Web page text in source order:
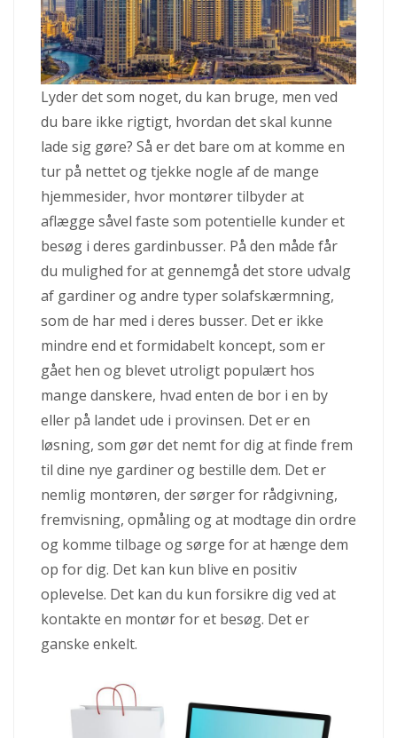
Lyder det som noget, du kan bruge, men ved
du bare ikke rigtigt, hvordan det skal kunne
lade sig gøre? Så er det bare om at komme en
tur på nettet og tjekke nogle af de mange
hjemmesider, hvor montører tilbyder at
aflægge såvel faste som potentielle kunder et
besøg i deres gardinbusser. På den måde får
du mulighed for at gennemgå det store udvalg
af gardiner og andre typer solafskærmning,
som de har med i deres busser. Det er ikke
mindre end et formidabelt koncept, som er
gået hen og blevet utroligt populært hos
mange danskere, hvad enten de bor i en by
eller på landet ude i provinsen. Det er en
løsning, som gør det nemt for dig at finde frem
til dine nye gardiner og bestille dem. Det er
nemlig montøren, der sørger for rådgivning,
fremvisning, opmåling og at modtage din ordre
og komme tilbage og sørge for at hænge dem
op for dig. Det kan kun blive en positiv
oplevelse. Det kan du kun forsikre dig ved at
kontakte en montør for et besøg. Det er
ganske enkelt.